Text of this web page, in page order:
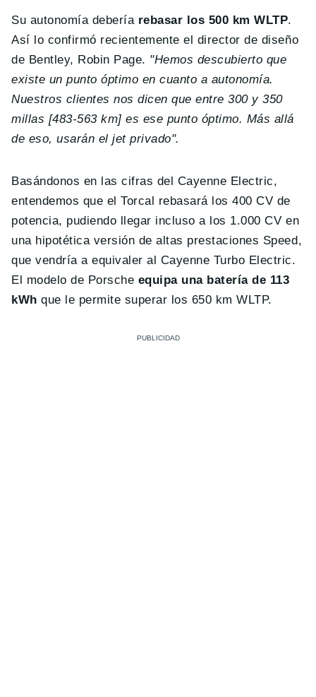
Su autonomía debería rebasar los 500 km WLTP.
Así lo confirmó recientemente el director de diseño
de Bentley, Robin Page. "Hemos descubierto que
existe un punto óptimo en cuanto a autonomía.
Nuestros clientes nos dicen que entre 300 y 350
millas [483-563 km] es ese punto óptimo. Más allá
de eso, usarán el jet privado".
Basándonos en las cifras del Cayenne Electric,
entendemos que el Torcal rebasará los 400 CV de
potencia, pudiendo llegar incluso a los 1.000 CV en
una hipotética versión de altas prestaciones Speed,
que vendría a equivaler al Cayenne Turbo Electric.
El modelo de Porsche equipa una batería de 113
kWh que le permite superar los 650 km WLTP.